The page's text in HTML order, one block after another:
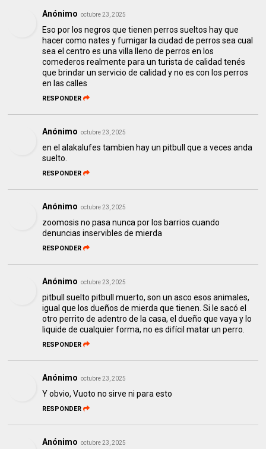
Anónimo octubre 23, 2025
Eso por los negros que tienen perros sueltos hay que
hacer como nates y fumigar la ciudad de perros sea cual
sea el centro es una villa lleno de perros en los
comederos realmente para un turista de calidad tenés
que brindar un servicio de calidad y no es con los perros
en las calles
RESPONDER
Anónimo octubre 23, 2025
en el alakalufes tambien hay un pitbull que a veces anda
suelto.
RESPONDER
Anónimo octubre 23, 2025
zoomosis no pasa nunca por los barrios cuando
denuncias inservibles de mierda
RESPONDER
Anónimo octubre 23, 2025
pitbull suelto pitbull muerto, son un asco esos animales,
igual que los dueños de mierda que tienen. Si le sacó el
otro perrito de adentro de la casa, el dueño que vaya y lo
liquide de cualquier forma, no es difícil matar un perro.
RESPONDER
Anónimo octubre 23, 2025
Y obvio, Vuoto no sirve ni para esto
RESPONDER
Anónimo octubre 23, 2025